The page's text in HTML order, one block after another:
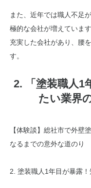
また、近年では職人不足
極的な会社が増えていま
充実した会社があり、腰
す。
2. 「塗装職人1
たい業界
【体験談】総社市で外壁
なるまでの意外な道のり
2. 塗装職人1年目が暴露